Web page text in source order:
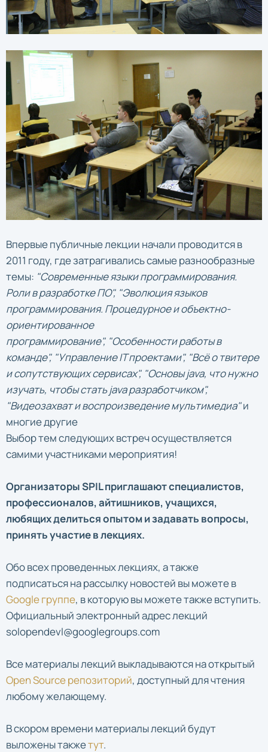
Впервые публичные лекции начали проводится в
2011 году, где затрагивались самые разнообразные
темы: "Современные языки программирования.
Роли в разработке ПО", "Эволюция языков
программирования. Процедурное и объектно-
ориентированное
программирование", "Особенности работы в
команде", "Управление IT проектами", "Всё о твитере
и сопутствующих сервисах", "Основы java, что нужно
изучать, чтобы стать java разработчиком",
"Видеозахват и воспроизведение мультимедиа"и
многие другие
Выбор тем следующих встреч осуществляется
самими участниками мероприятия!
Организаторы SPIL приглашают специалистов,
профессионалов, айтишников, учащихся,
любящих делиться опытом и задавать вопросы,
принять участие в лекциях.
Обо всех проведенных лекциях, а также
подписаться на рассылку новостей вы можете в
Google группе, в которую вы можете также вступить.
Официальный электронный адрес лекций
solopendevl@googlegroups.com
Все материалы лекций выкладываются на открытый
Open Source репозиторий, доступный для чтения
любому желающему.
В скором времени материалы лекций будут
выложены такжетут.